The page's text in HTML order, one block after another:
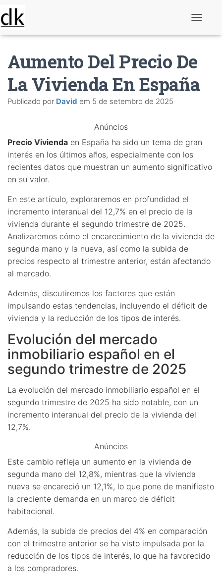
n
r
n
ç
Aumento Del Precio De
La Vivienda En España
Publicado por David em 5 de setembro de 2025
Anúncios
Precio Vivienda en España ha sido un tema de gran
interés en los últimos años, especialmente con los
recientes datos que muestran un aumento significativo
en su valor.
En este artículo, exploraremos en profundidad el
incremento interanual del 12,7% en el precio de la
vivienda durante el segundo trimestre de 2025.
Analizaremos cómo el encarecimiento de la vivienda de
segunda mano y la nueva, así como la subida de
precios respecto al trimestre anterior, están afectando
al mercado.
Además, discutiremos los factores que están
impulsando estas tendencias, incluyendo el déficit de
vivienda y la reducción de los tipos de interés.
Evolución del mercado
inmobiliario español en el
segundo trimestre de 2025
La evolución del mercado inmobiliario español en el
segundo trimestre de 2025 ha sido notable, con un
incremento interanual del precio de la vivienda del
12,7%.
Anúncios
Este cambio refleja un aumento en la vivienda de
segunda mano del 12,8%, mientras que la vivienda
nueva se encareció un 12,1%, lo que pone de manifiesto
la creciente demanda en un marco de déficit
habitacional.
Además, la subida de precios del 4% en comparación
con el trimestre anterior se ha visto impulsada por la
reducción de los tipos de interés, lo que ha favorecido
a los compradores.